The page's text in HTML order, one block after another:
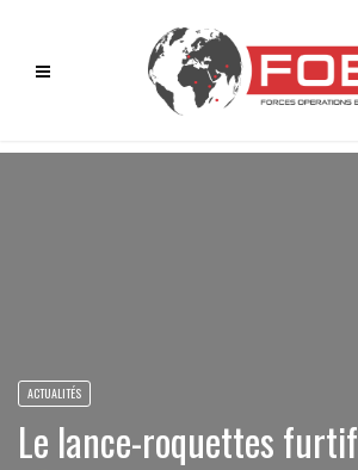
ACTUALITÉS
Le lance-roquettes furtif